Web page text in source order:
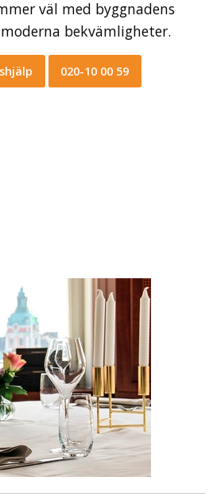
väl med byggnadens
bekvämligheter.
020-10 00 59